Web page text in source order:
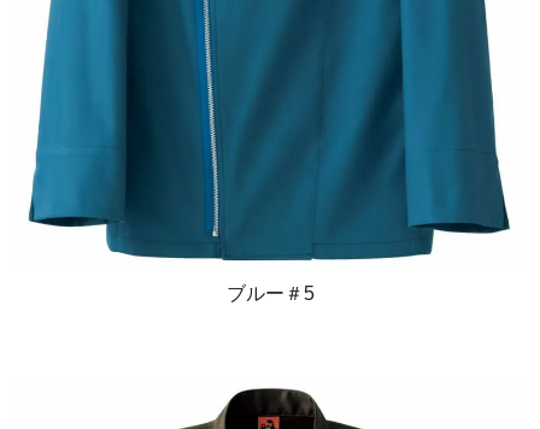
ブルー＃5